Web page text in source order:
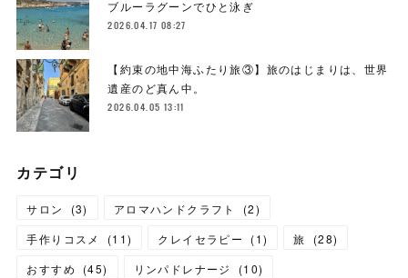
ブルーラグーンでひと泳ぎ
2026.04.17 08:27
【約束の地中海ふたり旅③】旅のはじまりは、世界
遺産のど真ん中。
2026.04.05 13:11
カテゴリ
サロン (3) アロマハンドクラフト (2)
手作りコスメ
(11) クレイセラピー (1) 旅 (28)
おすすめ
(45) リンパドレナージ (10)